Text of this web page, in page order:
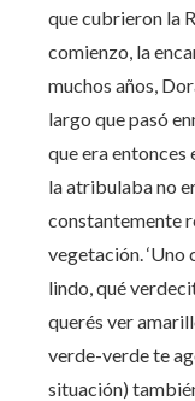
que cubrieron la
comienzo, la
muchos años,
largo que pasó
que era
la atribulaba no
constantemente
vegetación. ‘Uno
lindo, qué
querés ver
verde-verde te
situación)